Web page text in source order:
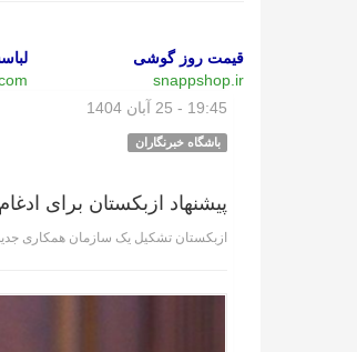
قیمت روز گوشی
snappshop.ir
19:45 - 25 آبان 1404
باشگاه خبرنگاران
پیشنهاد ازبکستان برای
ازبکستان تشکیل یک سازمان همکاری